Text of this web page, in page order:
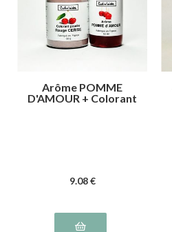
Arôme POMME
D'AMOUR + Colorant
9.08 €